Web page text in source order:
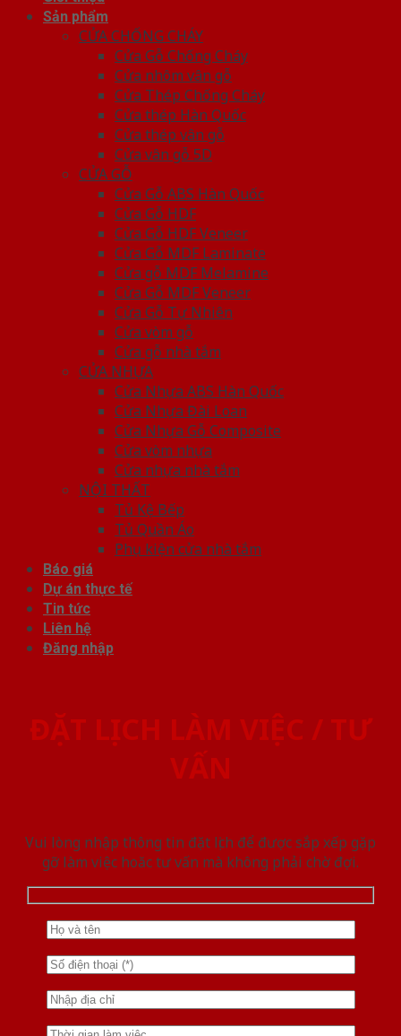
Sản phẩm
CỬA CHỐNG CHÁY
Cửa Gỗ Chống Cháy
Cửa nhôm vân gỗ
Cửa Thép Chống Cháy
Cửa thép Hàn Quốc
Cửa thép vân gỗ
Cửa vân gỗ 5D
CỬA GỖ
Cửa Gỗ ABS Hàn Quốc
Cửa Gỗ HDF
Cửa Gỗ HDF Veneer
Cửa Gỗ MDF Laminate
Cửa gỗ MDF Melamine
Cửa Gỗ MDF Veneer
Cửa Gỗ Tự Nhiên
Cửa vòm gỗ
Cửa gỗ nhà tắm
CỬA NHỰA
Cửa Nhựa ABS Hàn Quốc
Cửa Nhựa Đài Loan
Cửa Nhựa Gỗ Composite
Cửa vòm nhựa
Cửa nhựa nhà tắm
NỘI THẤT
Tủ Kệ Bếp
Tủ Quần Áo
Phụ kiện cửa nhà tắm
Báo giá
Dự án thực tế
Tin tức
Liên hệ
Đăng nhập
ĐẶT LỊCH LÀM VIỆC / TƯ
VẤN
Vui lòng nhập thông tin đặt lịch để được sắp xếp gặp
gỡ làm việc hoăc tư vấn mà không phải chờ đợi.